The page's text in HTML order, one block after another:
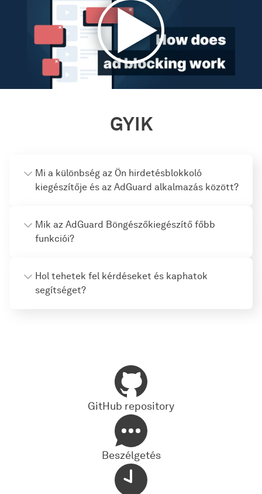
GYIK
Mi a különbség az Ön hirdetésblokkoló
kiegészítője és az AdGuard alkalmazás között?
Mik az AdGuard Böngészőkiegészítő főbb
funkciói?
Hol tehetek fel kérdéseket és kaphatok
segítséget?
GitHub repository
Beszélgetés